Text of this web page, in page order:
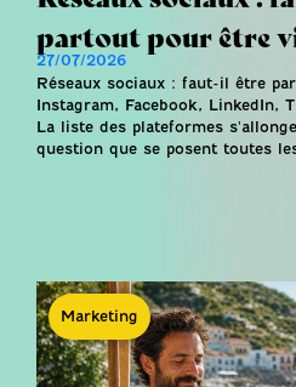
partout pour être
27/07/2026
Réseaux sociaux : faut-il être
Instagram, Facebook, LinkedIn,
La liste des plateformes
question que se posent toutes
Marketing